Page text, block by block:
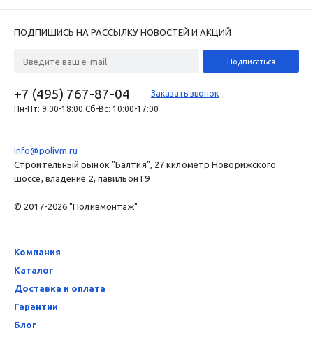
ПОДПИШИСЬ НА РАССЫЛКУ НОВОСТЕЙ И АКЦИЙ
+7 (495) 767-87-04
Заказать звонок
Пн-Пт: 9:00-18:00 Сб-Вс: 10:00-17:00
info@polivm.ru
Строительный рынок "Балтия", 27 километр Новорижского
шоссе, владение 2, павильон Г9
© 2017-2026 "Поливмонтаж"
Компания
Каталог
Доставка и оплата
Гарантии
Блог